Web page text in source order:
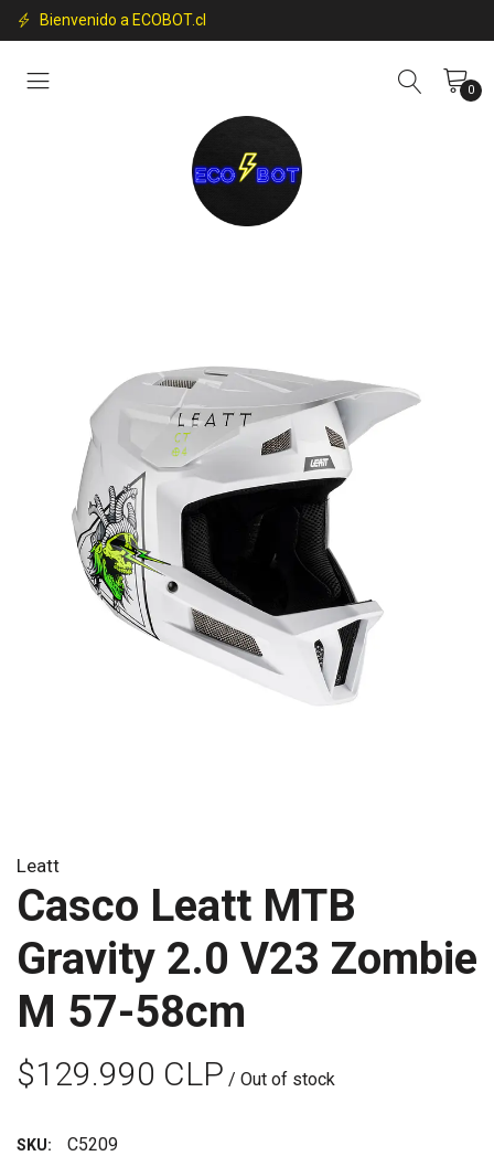
Bienvenido a ECOBOT.cl
0
Leatt
Casco Leatt MTB
Gravity 2.0 V23 Zombie
M 57-58cm
$129.990 CLP / Out of stock
SKU: C5209